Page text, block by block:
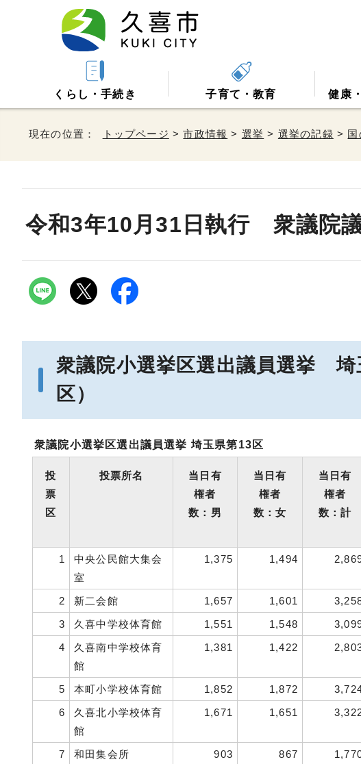
くらし・手続き 子育て・教育 健康
現在の位置： トップページ >市政情報 > 選挙 > 選挙の記録 > 国
令和3年10月31日執行 衆議院
衆議院小選挙区選出議員選挙 埼
区）
衆議院小選挙区選出議員選挙 埼玉県第13区
投
票
区
投票所名
当日有
権者
数：男
当日有
権者
数：女
当日有
権者
数：計
1
中央公民館大集会
室
1,375 1,494
2 新二会館 1,657 1,601
3
久喜中学校体育館 1,551 1,548
4
久喜南中学校体育
館
1,381 1,422
5 本町小学校体育館 1,852 1,872
6
久喜北小学校体育
館
1,671 1,651
7 和田集会所 903 867